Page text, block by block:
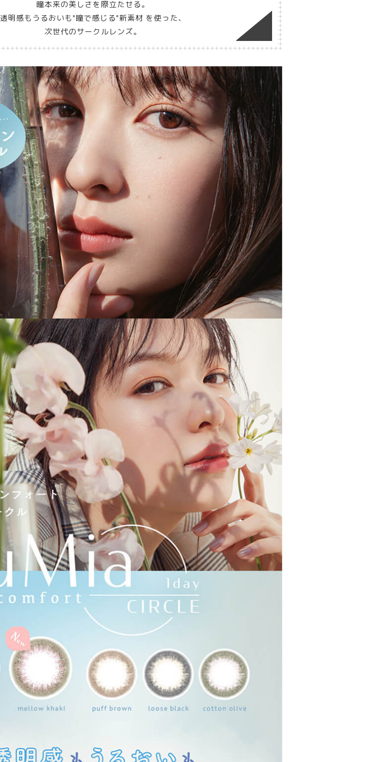
瞳本来の美しさを際立たせる。
透明感もうるおいも"瞳で感じる"新素材 を使った、
次世代のサークルレンズ。